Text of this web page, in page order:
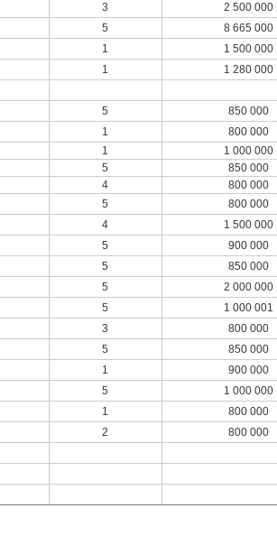
3
2 500 000
5 8 665 000
1
1 500 000
1 1 280 000
5
850 000
1
800 000
1
1 000 000
5
850 000
4
800 000
5
800 000
4
1 500 000
5
900 000
5
850 000
5
2 000 000
5
1 000 001
3
800 000
5
850 000
1
900 000
5
1 000 000
1
800 000
2 800 000